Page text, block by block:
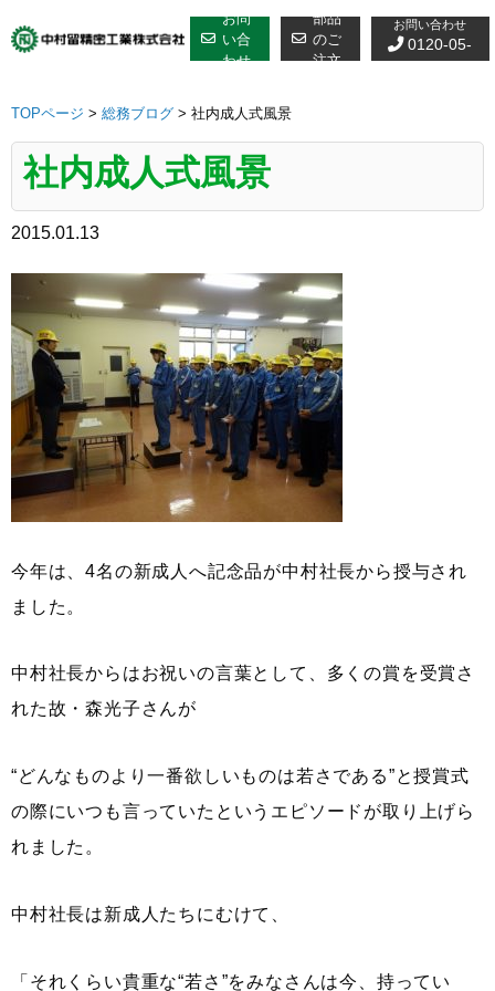
to
お問
い合
わせ
部品
のご
注文
お問い合わせ
0120-05-
TOPページ > 総務ブログ > 社内成人式風景
社内成人式風景
2015.01.13
今年は、4名の新成人へ記念品が中村社長から授与され
ました。
中村社長からはお祝いの言葉として、多くの賞を受賞さ
れた故・森光子さんが
“どんなものより一番欲しいものは若さである”と授賞式
の際にいつも言っていたというエピソードが取り上げら
れました。
中村社長は新成人たちにむけて、
「それくらい貴重な“若さ”をみなさんは今、持ってい